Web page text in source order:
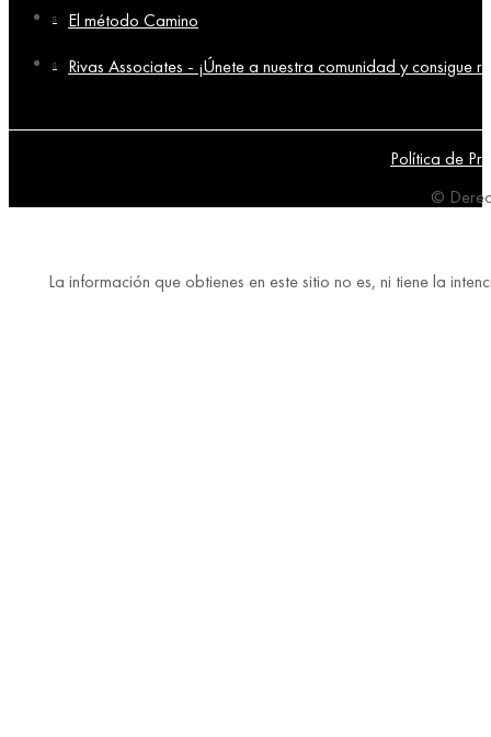
El método Camino
Rivas Associates - ¡Únete a nuestra comunidad y consigue
Política de
©
La información que obtienes en este sitio no es, ni tiene la